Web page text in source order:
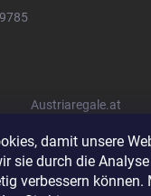
damit unsere
sie durch die
verbessern können.
Austriaregale.at